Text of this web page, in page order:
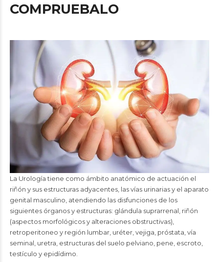
COMPRUEBALO
La Urología tiene como ámbito anatómico de actuación el
riñón y sus estructuras adyacentes, las vías urinarias y el aparato
genital masculino, atendiendo las disfunciones de los
siguientes órganos y estructuras: glándula suprarrenal, riñón
(aspectos morfológicos y alteraciones obstructivas),
retroperitoneo y región lumbar, uréter, vejiga, próstata, vía
seminal, uretra, estructuras del suelo pelviano, pene, escroto,
testículo y epidídimo.